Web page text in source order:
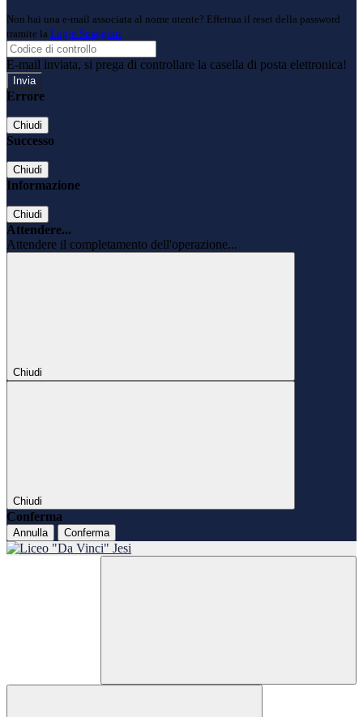
Non hai una e-mail associata al nome utente? Effettua il reset della password
tramite la Login Spaggiari
E-mail inviata, si prega di controllare la casella di posta elettronica!
Errore
Chiudi
Successo
Chiudi
Informazione
Chiudi
Attendere...
Attendere il completamento dell'operazione...
Chiudi
Chiudi
Conferma
Annulla Conferma